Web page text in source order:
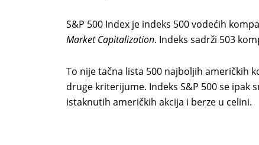
S&P 500 Index je indeks 500 vodećih
Market Capitalization. Indeks sadrži 503
To nije tačna lista 500 najboljih američkih
druge kriterijume. Indeks S&P 500 se
istaknutih američkih akcija i berze u celini.